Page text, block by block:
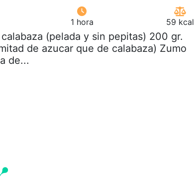
1 hora 59 kcal
(pelada y sin pepitas) 200 gr.
de azucar que de calabaza) Zumo
de...